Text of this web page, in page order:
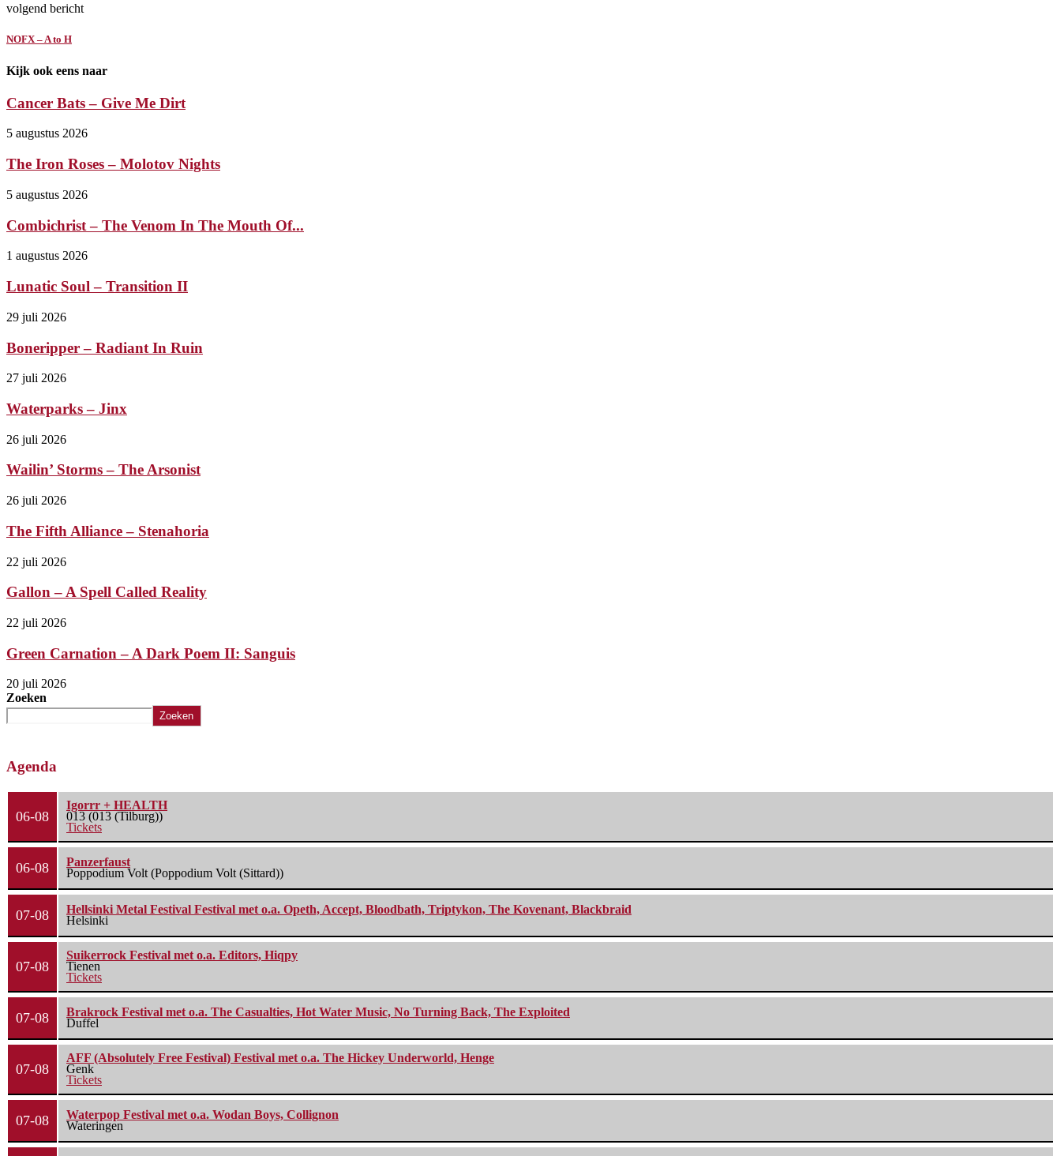
volgend bericht
NOFX – A to H
Kijk ook eens naar
Cancer Bats – Give Me Dirt
5 augustus 2026
The Iron Roses – Molotov Nights
5 augustus 2026
Combichrist – The Venom In The Mouth Of...
1 augustus 2026
Lunatic Soul – Transition II
29 juli 2026
Boneripper – Radiant In Ruin
27 juli 2026
Waterparks – Jinx
26 juli 2026
Wailin’ Storms – The Arsonist
26 juli 2026
The Fifth Alliance – Stenahoria
22 juli 2026
Gallon – A Spell Called Reality
22 juli 2026
Green Carnation – A Dark Poem II: Sanguis
20 juli 2026
Zoeken
Zoeken
Agenda
06-08
Igorrr + HEALTH
013 (013 (Tilburg))
Tickets
06-08
Panzerfaust
Poppodium Volt (Poppodium Volt (Sittard))
07-08
Hellsinki Metal Festival Festival met o.a. Opeth, Accept, Bloodbath, Triptykon, The Kovenant, Blackbraid
Helsinki
07-08
Suikerrock Festival met o.a. Editors, Hiqpy
Tienen
Tickets
07-08
Brakrock Festival met o.a. The Casualties, Hot Water Music, No Turning Back, The Exploited
Duffel
07-08
AFF (Absolutely Free Festival) Festival met o.a. The Hickey Underworld, Henge
Genk
Tickets
07-08
Waterpop Festival met o.a. Wodan Boys, Collignon
Wateringen